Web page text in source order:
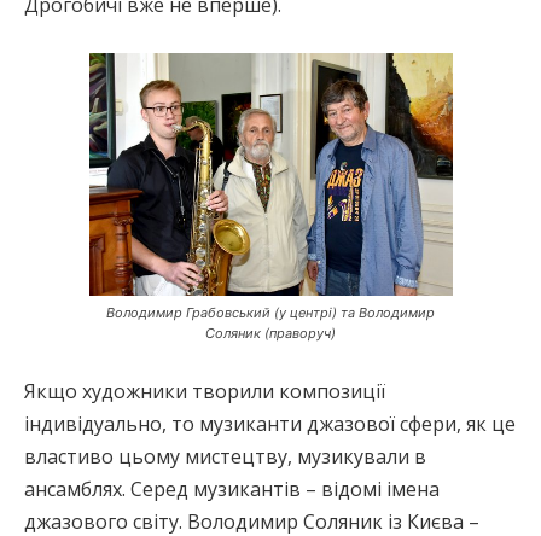
Володимир Грабовський (у центрі) та Володимир
Соляник (праворуч)
Якщо художники творили композиції
індивідуально, то музиканти джазової сфери, як це
властиво цьому мистецтву, музикували в
ансамблях. Серед музикантів – відомі імена
джазового світу. Володимир Соляник із Києва –